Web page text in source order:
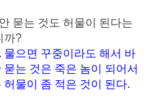
묻는 것도 허물이 된다는
까?
물으면 꾸중이라도 해서 바
는 것은 죽은 놈이 되어서
물이 좀 적은 것이 된다.